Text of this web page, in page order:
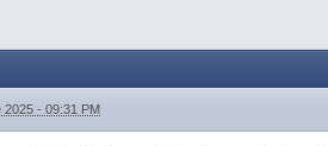
2025 - 09:31 PM